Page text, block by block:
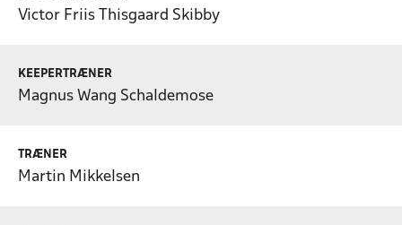
Victor Friis Thisgaard Skibby
KEEPERTRÆNER
Magnus Wang Schaldemose
TRÆNER
Martin Mikkelsen